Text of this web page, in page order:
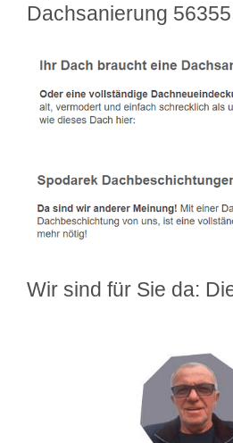
Dachsanierung
Wir sind für Sie da: